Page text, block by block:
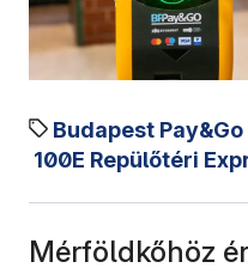
Budapest Pay&Go
100E Repülőtéri
Mérföldkőhöz